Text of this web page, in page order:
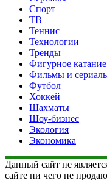
Спорт
ТВ
Теннис
Технологии
Тренды
Фигурное катание
Фильмы и
Футбол
Хоккей
Шахматы
Шоу-бизнес
Экология
Экономика
Данный сайт не
сайте ни чего не